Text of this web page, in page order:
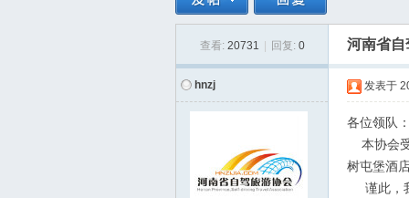
查看: 20731 回复: 0 河南省
hnzj 发表于
各位领队
本协会
树屯堡酒
谨此，